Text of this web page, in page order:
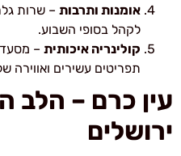
אומנות ותרבות – שרות
לקהל בסופי השבוע.
קולינריה איכותית –
תפריטים עשירים ואווירה
עין כרם – הלב
ירושלים